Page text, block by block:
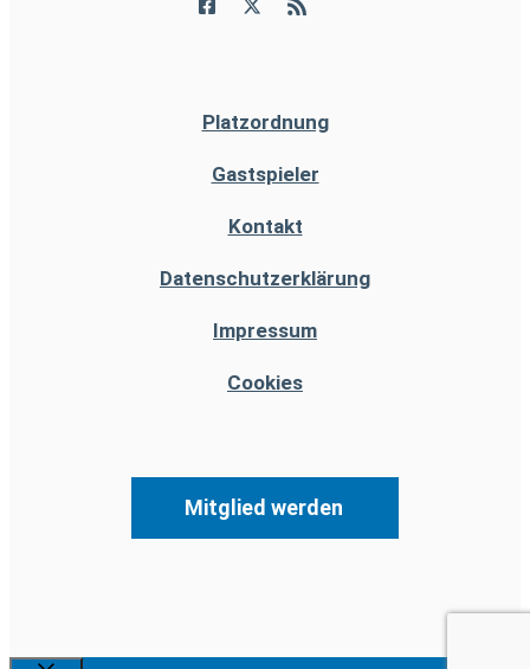
Platzordnung
Gastspieler
Kontakt
Datenschutzerklärung
Impressum
Cookies
Mitglied werden